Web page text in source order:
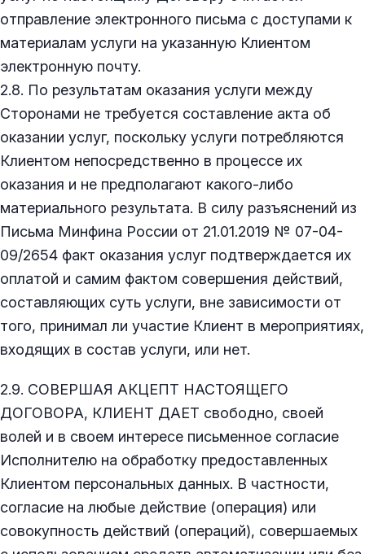
отправление электронного письма с доступами к
материалам услуги на указанную Клиентом
электронную почту.
2.8. По результатам оказания услуги между
Сторонами не требуется составление акта об
оказании услуг, поскольку услуги потребляются
Клиентом непосредственно в процессе их
оказания и не предполагают какого-либо
материального результата. В силу разъяснений из
Письма Минфина России от 21.01.2019 № 07-04-
09/2654 факт оказания услуг подтверждается их
оплатой и самим фактом совершения действий,
составляющих суть услуги, вне зависимости от
того, принимал ли участие Клиент в мероприятиях,
входящих в состав услуги, или нет.
2.9. СОВЕРШАЯ АКЦЕПТ НАСТОЯЩЕГО
ДОГОВОРА, КЛИЕНТ ДАЕТ свободно, своей
волей и в своем интересе письменное согласие
Исполнителю на обработку предоставленных
Клиентом персональных данных. В частности,
согласие на любые действие (операция) или
совокупность действий (операций), совершаемых